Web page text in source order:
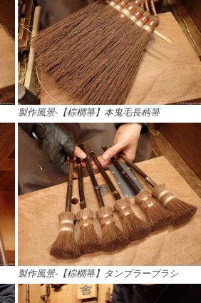
製作風景-【棕櫚箒】本鬼毛長柄箒
製作風景-【棕櫚箒】タンブラーブラシ